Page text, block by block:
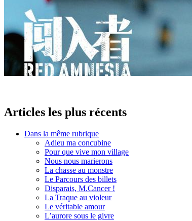
Articles les plus récents
Dans la même rubrique
Adieu ma concubine
Pour que vive mon village
Nous nous marierons
La chasse au monstre
Le Parcours des billets
Disparais, M.Cancer !
La Traque au violeur
Le véritable amour
L’aurore sous le givre